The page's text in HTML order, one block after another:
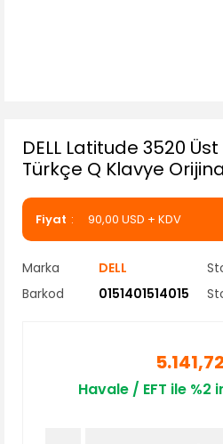
DELL Latitude 3520
Türkçe Q Klavye
Fiyat 90,00 USD + KDV
Marka DELL
Barkod
0151401514015
Havale / EFT ile